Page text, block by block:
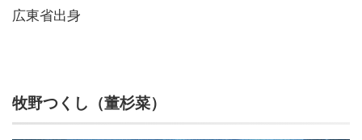
広東省出身
牧野つくし（董杉菜）